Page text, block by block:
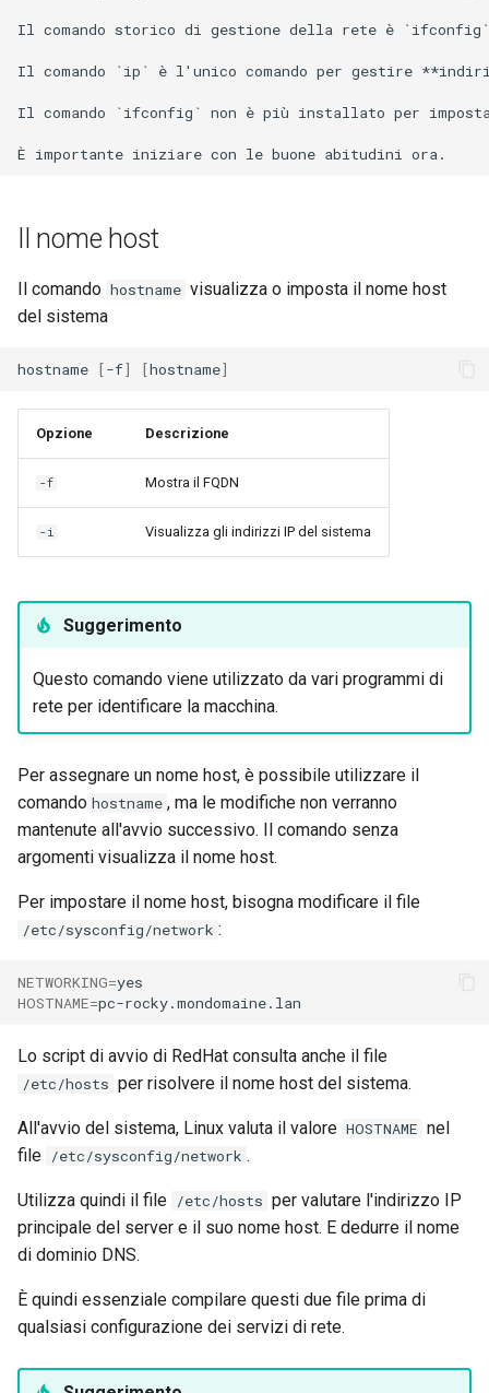
Il comando storico di gestione della rete è
Il comando `ip` è l'unico comando per gestire
Il comando `ifconfig` non è più installato per
Il nome host
Il comando hostname visualizza o imposta il nome host
del sistema
hostname [-f] [hostname]
Opzione Descrizione
-f Mostra il FQDN
-i Visualizza gli indirizzi IP del sistema
Suggerimento
Questo comando viene utilizzato da vari programmi di
rete per identificare la macchina.
Per assegnare un nome host, è possibile utilizzare il
comando hostname , ma le modifiche non verranno
mantenute all'avvio successivo. Il comando senza
argomenti visualizza il nome host.
Per impostare il nome host, bisogna modificare il file
/etc/sysconfig/network :
NETWORKING=
HOSTNAME=
Lo script di avvio di RedHat consulta anche il file
/etc/hosts per risolvere il nome host del sistema.
All'avvio del sistema, Linux valuta il valore HOSTNAME nel
file /etc/sysconfig/network .
Utilizza quindi il file /etc/hosts per valutare l'indirizzo IP
principale del server e il suo nome host. E dedurre il nome
di dominio DNS.
È quindi essenziale compilare questi due file prima di
qualsiasi configurazione dei servizi di rete.